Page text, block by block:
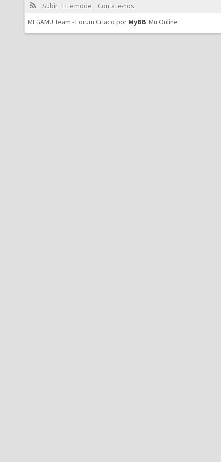
Subir Lite mode
Contate-nos
MEGAMU Team - Forum Criado por MyBB. Mu Online